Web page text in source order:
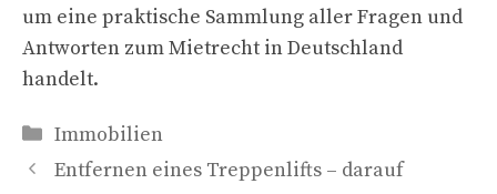
um eine praktische Sammlung aller Fragen und
Antworten zum Mietrecht in Deutschland
handelt.
Kategorien
Immobilien
Entfernen eines Treppenlifts – darauf